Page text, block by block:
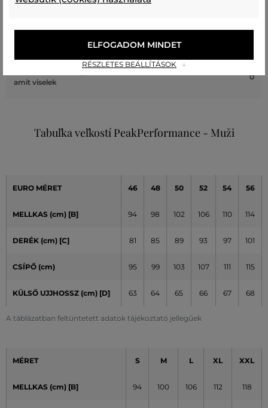
A méret egy kicsit nagyobb, mint
amit általában viselek
amit viselek
0
Tabuľka veľkostí PeakPerformance - Muži
A táblázatban feltüntetett adatok tájékoztató jellegűek
EURO MÉRET 46 48 50 52 54 56
MELLKAS (cm) [B] 94 98 102 106 110 114
DERÉK (cm) [C] 81 85 89 93 97 101
CSÍPŐ (cm) 95 99 103 107 111 115
KÜLSŐ UJJHOSSZ (cm) [D] 63 64 65 66 67 68
MÉRET S M L XL XXL
MELLKAS (cm) [B] 94 100 106 112 118
RÉSZLETES BEÁLLÍTÁSOK
ELFOGADOM MINDET